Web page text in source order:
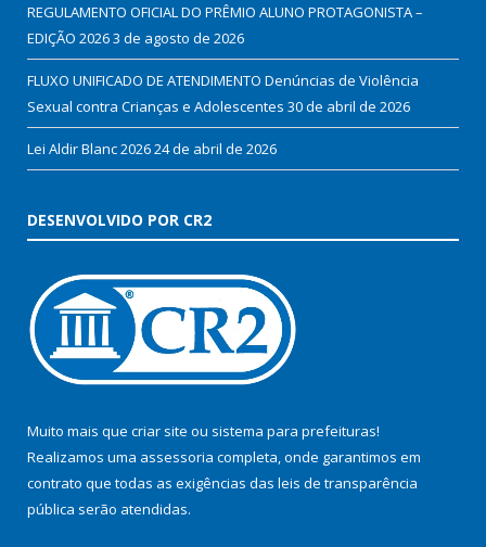
REGULAMENTO OFICIAL DO PRÊMIO ALUNO PROTAGONISTA –
EDIÇÃO 20263 de agosto de 2026
FLUXO UNIFICADO DE ATENDIMENTO Denúncias de Violência
Sexual contra Crianças e Adolescentes 30 de abril de 2026
Lei Aldir Blanc 202624 de abril de 2026
DESENVOLVIDO POR CR2
Muito mais que criar site ou sistema para prefeituras!
Realizamos uma assessoria completa, onde garantimos em
contrato que todas as exigências das leis de transparência
pública serão atendidas.